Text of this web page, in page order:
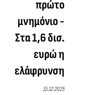
πρώτο
μνημόνιο -
Στα 1,6 δισ.
ευρώ η
ελάφρυνση
15.12.2025